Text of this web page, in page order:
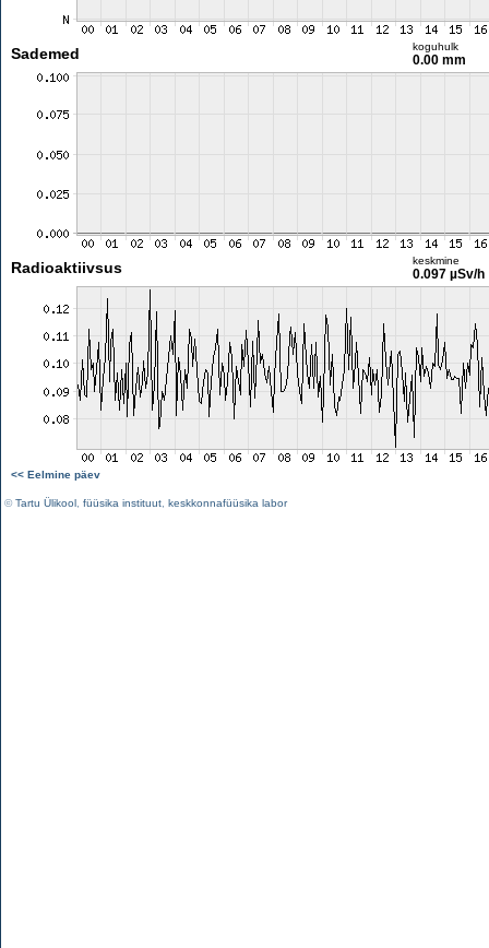
Sademed koguhulk
0.00 mm
Radioaktiivsus keskmine
0.097 µSv/h
<< Eelmine päev
©Tartu Ülikool füüsika instituut keskkonnafüüsika labor